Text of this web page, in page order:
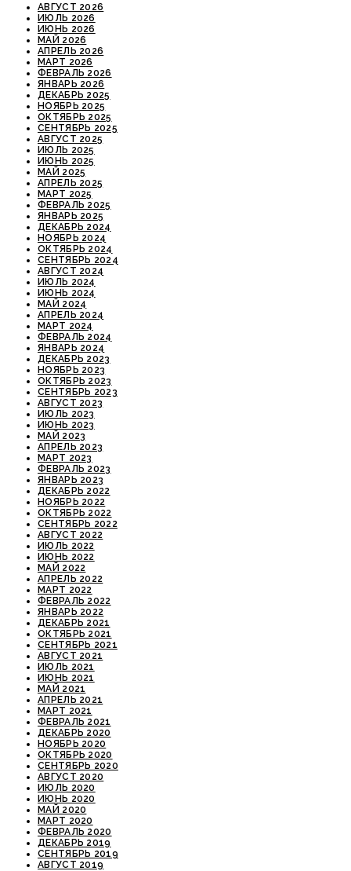
АВГУСТ 2026
ИЮЛЬ 2026
ИЮНЬ 2026
МАЙ 2026
АПРЕЛЬ 2026
МАРТ 2026
ФЕВРАЛЬ 2026
ЯНВАРЬ 2026
ДЕКАБРЬ 2025
НОЯБРЬ 2025
ОКТЯБРЬ 2025
СЕНТЯБРЬ 2025
АВГУСТ 2025
ИЮЛЬ 2025
ИЮНЬ 2025
МАЙ 2025
АПРЕЛЬ 2025
МАРТ 2025
ФЕВРАЛЬ 2025
ЯНВАРЬ 2025
ДЕКАБРЬ 2024
НОЯБРЬ 2024
ОКТЯБРЬ 2024
СЕНТЯБРЬ 2024
АВГУСТ 2024
ИЮЛЬ 2024
ИЮНЬ 2024
МАЙ 2024
АПРЕЛЬ 2024
МАРТ 2024
ФЕВРАЛЬ 2024
ЯНВАРЬ 2024
ДЕКАБРЬ 2023
НОЯБРЬ 2023
ОКТЯБРЬ 2023
СЕНТЯБРЬ 2023
АВГУСТ 2023
ИЮЛЬ 2023
ИЮНЬ 2023
МАЙ 2023
АПРЕЛЬ 2023
МАРТ 2023
ФЕВРАЛЬ 2023
ЯНВАРЬ 2023
ДЕКАБРЬ 2022
НОЯБРЬ 2022
ОКТЯБРЬ 2022
СЕНТЯБРЬ 2022
АВГУСТ 2022
ИЮЛЬ 2022
ИЮНЬ 2022
МАЙ 2022
АПРЕЛЬ 2022
МАРТ 2022
ФЕВРАЛЬ 2022
ЯНВАРЬ 2022
ДЕКАБРЬ 2021
ОКТЯБРЬ 2021
СЕНТЯБРЬ 2021
АВГУСТ 2021
ИЮЛЬ 2021
ИЮНЬ 2021
МАЙ 2021
АПРЕЛЬ 2021
МАРТ 2021
ФЕВРАЛЬ 2021
ДЕКАБРЬ 2020
НОЯБРЬ 2020
ОКТЯБРЬ 2020
СЕНТЯБРЬ 2020
АВГУСТ 2020
ИЮЛЬ 2020
ИЮНЬ 2020
МАЙ 2020
МАРТ 2020
ФЕВРАЛЬ 2020
ДЕКАБРЬ 2019
СЕНТЯБРЬ 2019
АВГУСТ 2019